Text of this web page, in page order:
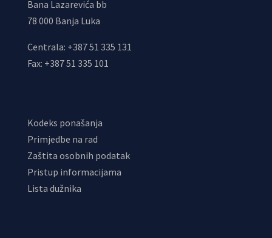
Bana Lazarevića bb
78 000 Banja Luka
Centrala: +387 51 335 131
Fax: +387 51 335 101
Kodeks ponašanja
Primjedbe na rad
Zaštita osobnih podatak
Pristup informacijama
Lista dužnika